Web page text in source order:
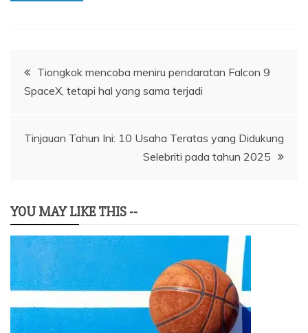
Navigasi
pos
Tiongkok mencoba meniru pendaratan Falcon 9
SpaceX, tetapi hal yang sama terjadi
Tinjauan Tahun Ini: 10 Usaha Teratas yang Didukung
Selebriti pada tahun 2025
YOU MAY LIKE THIS --